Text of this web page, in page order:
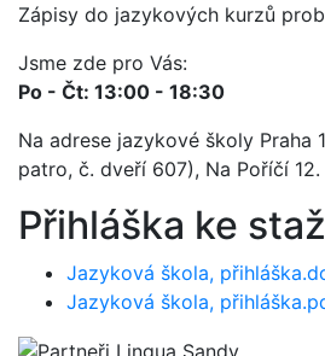
Zápisy do jazykových kurzů
Jsme zde pro Vás:
Po - Čt: 13:00 - 18:30
Na adrese jazykové školy Praha
patro, č. dveří 607), Na Poříčí 12.
Přihláška ke
Jazyková škola,
Jazyková škola,